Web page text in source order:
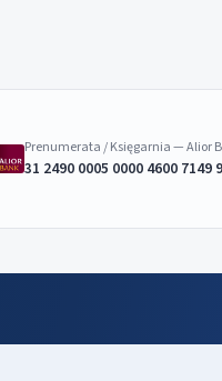
Prenumerata / Księgarnia — Alior
31 2490 0005 0000 4600 7149